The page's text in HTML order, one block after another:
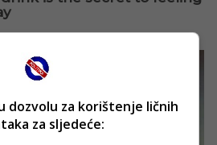
dozvolu za korištenje ličnih
za sljedeće: